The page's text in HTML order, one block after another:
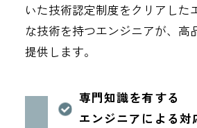
いた技術認定制度をクリアした
な技術を持つエンジニアが、高
提供します。
専門知識を有する
エンジニアによる対